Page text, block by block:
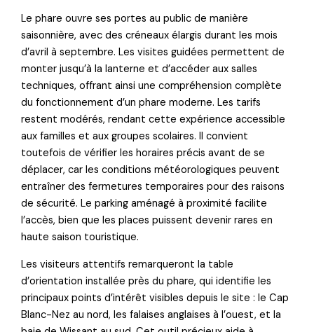
Le phare ouvre ses portes au public de manière
saisonnière, avec des créneaux élargis durant les mois
d’avril à septembre. Les visites guidées permettent de
monter jusqu’à la lanterne et d’accéder aux salles
techniques, offrant ainsi une compréhension complète
du fonctionnement d’un phare moderne. Les tarifs
restent modérés, rendant cette expérience accessible
aux familles et aux groupes scolaires. Il convient
toutefois de vérifier les horaires précis avant de se
déplacer, car les conditions météorologiques peuvent
entraîner des fermetures temporaires pour des raisons
de sécurité. Le parking aménagé à proximité facilite
l’accès, bien que les places puissent devenir rares en
haute saison touristique.
Les visiteurs attentifs remarqueront la table
d’orientation installée près du phare, qui identifie les
principaux points d’intérêt visibles depuis le site : le Cap
Blanc-Nez au nord, les falaises anglaises à l’ouest, et la